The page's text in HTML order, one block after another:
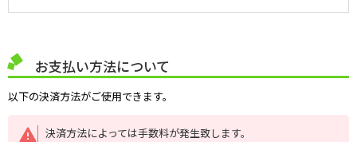
お支払い方法について
以下の決済方法がご使用できます。
決済方法によっては手数料が発生致します。